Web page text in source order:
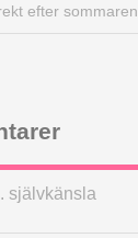
efter sommaren
självkänsla